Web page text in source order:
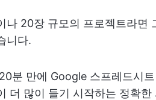
나 20장 규모의 프로젝트라면
니다.
분 만에 Google 스프레드시
더 많이 들기 시작하는 정확